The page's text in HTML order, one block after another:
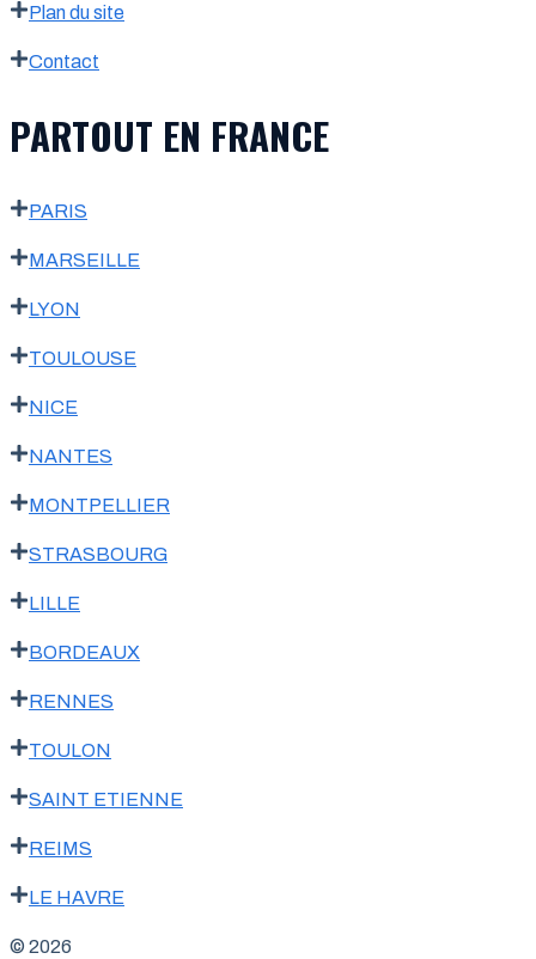
Plan du site
Contact
PARTOUT EN FRANCE
PARIS
MARSEILLE
LYON
TOULOUSE
NICE
NANTES
MONTPELLIER
STRASBOURG
LILLE
BORDEAUX
RENNES
TOULON
SAINT ETIENNE
REIMS
LE HAVRE
© 2026